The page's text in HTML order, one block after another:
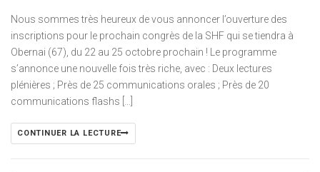
Nous sommes très heureux de vous annoncer l’ouverture des
inscriptions pour le prochain congrès de la SHF qui se tiendra à
Obernai (67), du 22 au 25 octobre prochain ! Le programme
s’annonce une nouvelle fois très riche, avec : Deux lectures
plénières ; Près de 25 communications orales ; Près de 20
communications flashs […]
CONTINUER LA LECTURE